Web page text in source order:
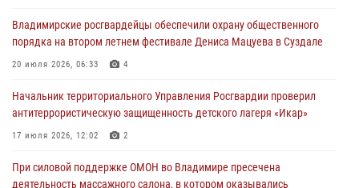
27 июля 2026, 16:43 2
Владимирские росгвардейцы обеспечили охрану общественного
20 июля 2026, 06:33 4
Военнослужащий военного оркестра регионального Управления
105-летию Центрального округа
Владимирские росгвардейцы обеспечили охрану общественного
порядка на втором летнем фестивале Дениса Мацуева в Суздале
20 июля 2026, 06:33 4
Начальник территориального Управления Росгвардии проверил
антитеррористическую защищенность детского лагеря «Икар»
17 июля 2026, 12:02 2
При силовой поддержке ОМОН во Владимире пресечена
деятельность массажного салона, в котором оказывались